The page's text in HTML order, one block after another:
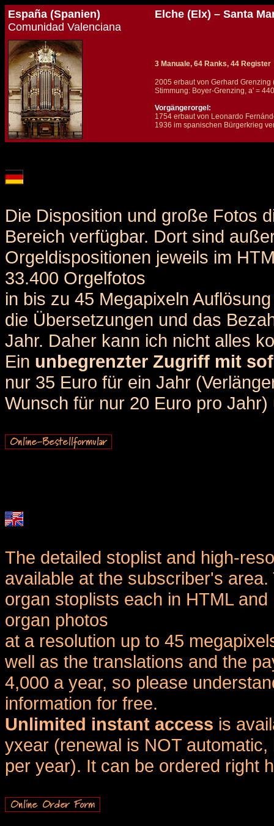
España (Spanien)
Comunidad Valenciana
Elche (Elx) – Santa
3 Manuale, 64 Ranks, 44 Register
2005 erbaut von Gerhard Grenzing
Stimmung: Boyer-Grenzing, a' =
Vorgängerorgel:
1754 erbaut von Leonardo
1936 im spanischen Bürgerkrieg
Die Disposition und große Fotos
Bereich verfügbar. Dort sind
Orgeldispositionen jeweils im
33.400 Orgelfotos
in bis zu 45 Megapixeln
die Übersetzungen und das
Jahr. Daher kann ich nicht alles
Ein unbegrenzter Zugriff mit
nur 35 Euro für ein Jahr
Wunsch für nur 20 Euro pro
The detailed stoplist and high-
available at the subscriber's
organ stoplists each in HTML
organ photos
at a resolution up to 45
well as the translations and the
4,000 a year, so please
information for free.
Unlimited instant access is
yxear (renewal is NOT
per year). It can be ordered right